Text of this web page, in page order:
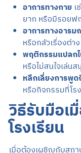
อาการทางกาย
ยาก หรือมีรอยฟ
อาการทางอาร
หรือกลัวเรื่องต่า
พฤติกรรมแปลก
หรือไม่สนใจเล่น
หลีกเลี่ยงการพูด
หรือกิจกรรมที่โร
วิธีรับมือเ
โรงเรียน
เมื่อต้องเผชิญกับสถ